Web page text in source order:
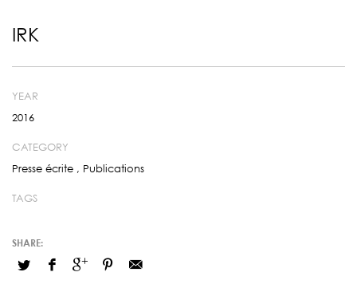
IRK
YEAR
2016
CATEGORY
Presse écrite , Publications
TAGS